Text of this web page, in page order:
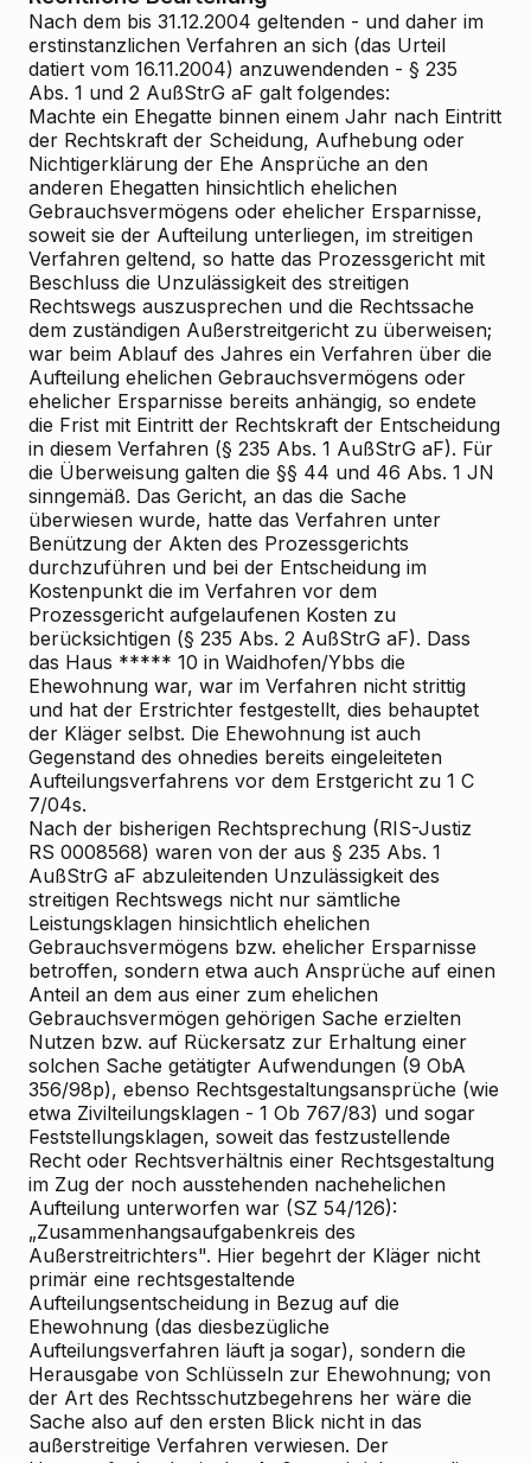
Nach dem bis 31.12.2004 geltenden - und daher im
erstinstanzlichen Verfahren an sich (das Urteil
datiert vom 16.11.2004) anzuwendenden - § 235
Abs. 1 und 2 AußStrG aF galt folgendes:
Machte ein Ehegatte binnen einem Jahr nach Eintritt
der Rechtskraft der Scheidung, Aufhebung oder
Nichtigerklärung der Ehe Ansprüche an den
anderen Ehegatten hinsichtlich ehelichen
Gebrauchsvermögens oder ehelicher Ersparnisse,
soweit sie der Aufteilung unterliegen, im streitigen
Verfahren geltend, so hatte das Prozessgericht mit
Beschluss die Unzulässigkeit des streitigen
Rechtswegs auszusprechen und die Rechtssache
dem zuständigen Außerstreitgericht zu überweisen;
war beim Ablauf des Jahres ein Verfahren über die
Aufteilung ehelichen Gebrauchsvermögens oder
ehelicher Ersparnisse bereits anhängig, so endete
die Frist mit Eintritt der Rechtskraft der Entscheidung
in diesem Verfahren (§ 235 Abs. 1 AußStrG aF). Für
die Überweisung galten die §§ 44 und 46 Abs. 1 JN
sinngemäß. Das Gericht, an das die Sache
überwiesen wurde, hatte das Verfahren unter
Benützung der Akten des Prozessgerichts
durchzuführen und bei der Entscheidung im
Kostenpunkt die im Verfahren vor dem
Prozessgericht aufgelaufenen Kosten zu
berücksichtigen (§ 235 Abs. 2 AußStrG aF). Dass
das Haus ***** 10 in Waidhofen/Ybbs die
Ehewohnung war, war im Verfahren nicht strittig
und hat der Erstrichter festgestellt, dies behauptet
der Kläger selbst. Die Ehewohnung ist auch
Gegenstand des ohnedies bereits eingeleiteten
Aufteilungsverfahrens vor dem Erstgericht zu 1 C
7/04s.
Nach der bisherigen Rechtsprechung (RIS-Justiz
RS 0008568) waren von der aus § 235 Abs. 1
AußStrG aF abzuleitenden Unzulässigkeit des
streitigen Rechtswegs nicht nur sämtliche
Leistungsklagen hinsichtlich ehelichen
Gebrauchsvermögens bzw. ehelicher Ersparnisse
betroffen, sondern etwa auch Ansprüche auf einen
Anteil an dem aus einer zum ehelichen
Gebrauchsvermögen gehörigen Sache erzielten
Nutzen bzw. auf Rückersatz zur Erhaltung einer
solchen Sache getätigter Aufwendungen (9 ObA
356/98p), ebenso Rechtsgestaltungsansprüche (wie
etwa Zivilteilungsklagen - 1 Ob 767/83) und sogar
Feststellungsklagen, soweit das festzustellende
Recht oder Rechtsverhältnis einer Rechtsgestaltung
im Zug der noch ausstehenden nachehelichen
Aufteilung unterworfen war (SZ 54/126):
„Zusammenhangsaufgabenkreis des
Außerstreitrichters". Hier begehrt der Kläger nicht
primär eine rechtsgestaltende
Aufteilungsentscheidung in Bezug auf die
Ehewohnung (das diesbezügliche
Aufteilungsverfahren läuft ja sogar), sondern die
Herausgabe von Schlüsseln zur Ehewohnung; von
der Art des Rechtsschutzbegehrens her wäre die
Sache also auf den ersten Blick nicht in das
außerstreitige Verfahren verwiesen. Der